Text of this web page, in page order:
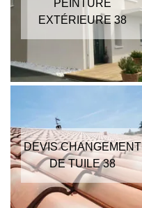
PEINTURE
EXTÉRIEURE 38
DEVIS CHANGEMENT
DE TUILE 38